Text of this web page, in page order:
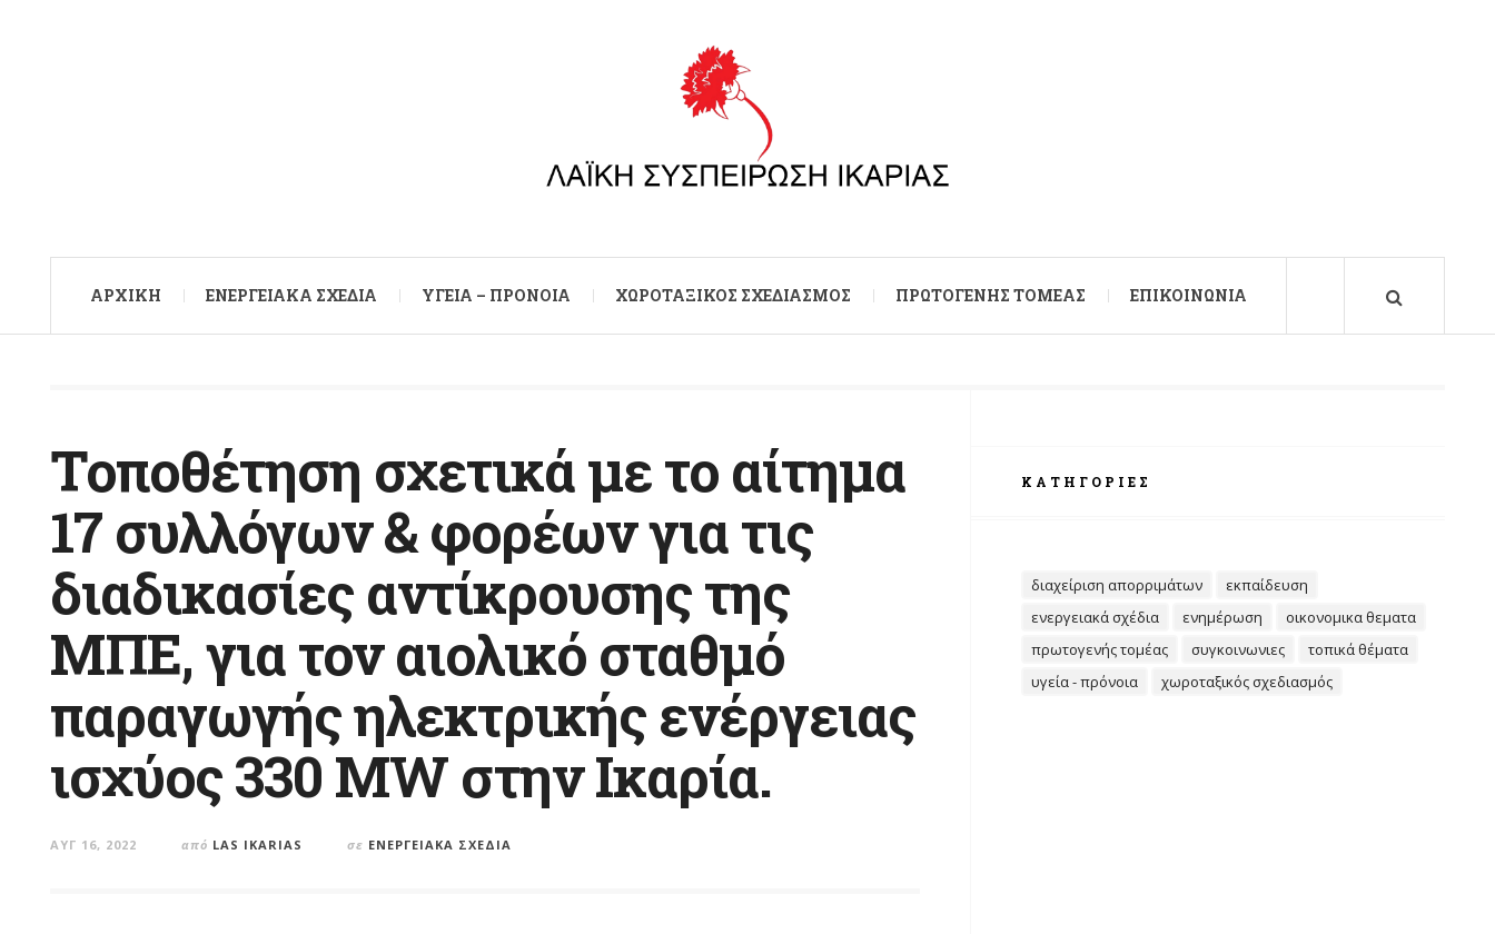
ΑΡXΙΚΉ ΕΝΕΡΓΕΙΑΚΆ ΣΧΈΔΙΑ ΥΓΕΊΑ – ΠΡΌΝΟΙΑ ΧΩΡΟΤΑΞΙΚΌΣ ΣΧΕΔΙΑΣΜΌΣ ΠΡΩΤΟΓΕΝΉΣ ΤΟΜΈΑΣ ΕΠΙΚΟΙΝΩΝΊΑ
Τοποθέτηση σχετικά με το αίτημα
17 συλλόγων & φορέων για τις
διαδικασίες αντίκρουσης της
ΜΠΕ, για τον αιολικό σταθμό
παραγωγής ηλεκτρικής ενέργειας
ισχύος 330 MW στην Ικαρία.
ΑΥΓ 16, 2022 από LAS IKARIAS σε ΕΝΕΡΓΕΙΑΚΆ ΣΧΈΔΙΑ
ΚΑΤΗΓΟΡΊΕΣ
διαχείριση απορριμάτων
εκπαίδευση
ενεργειακά σχέδια
ενημέρωση
οικονομικα θεματα
πρωτογενής τομέας
συγκοινωνιες
τοπικά θέματα
υγεία - πρόνοια
χωροταξικός σχεδιασμός